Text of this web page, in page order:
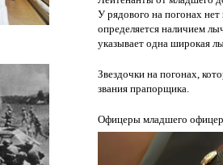
У рядового на погонах
определяется наличием
указывает одна широкая
Звездочки на погонах,
звания прапорщика.
Офицеры младшего